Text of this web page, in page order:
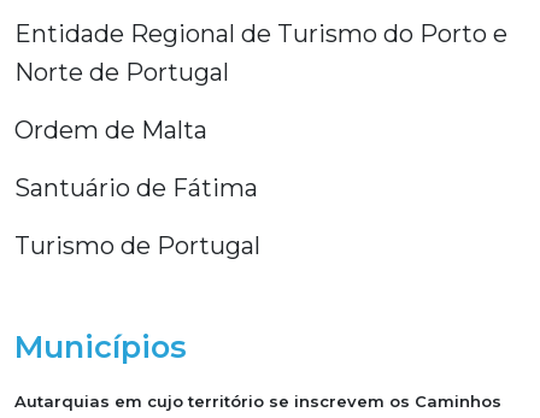
Entidade Regional de Turismo do Porto e
Norte de Portugal
Ordem de Malta
Santuário de Fátima
Turismo de Portugal
Municípios
Autarquias em cujo território se inscrevem os Caminhos